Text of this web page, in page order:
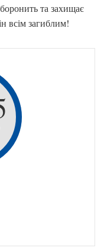
та захищає
всім загиблим!